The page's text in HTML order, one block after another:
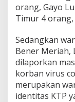
orang, Gayo
Timur 4
Sedangkan
Bener Meriah,
dilaporkan
korban virus
merupakan
identitas KTP